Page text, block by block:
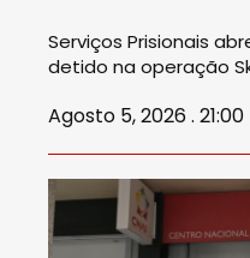
Serviços Prisionais
detido na operação
Agosto 5, 2026 . 21:00